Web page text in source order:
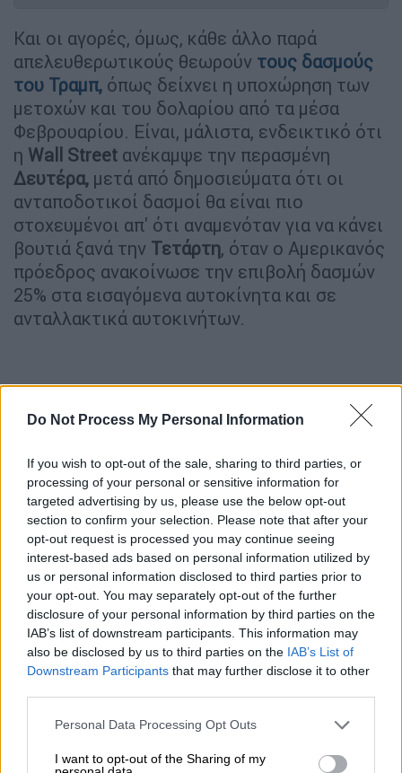
Do Not Process My Personal Information
If you wish to opt-out of the sale, sharing to third parties, or
processing of your personal or sensitive information for
targeted advertising by us, please use the below opt-out
section to confirm your selection. Please note that after your
opt-out request is processed you may continue seeing
interest-based ads based on personal information utilized by
us or personal information disclosed to third parties prior to
your opt-out. You may separately opt-out of the further
disclosure of your personal information by third parties on the
IAB’s list of downstream participants. This information may
also be disclosed by us to third parties on the IAB’s List of
Downstream Participants that may further disclose it to other
Please note that this website/app uses one or more Google
not limited to your visit or usage behaviour. You may click to
Personal Data Processing Opt Outs
I want to opt-out of the Sharing of my
Και οι αγορές, όμως, κάθε άλλο παρά
απελευθερωτικούς θεωρούν τους δασμούς
του Τραμπ, όπως δείχνει η υποχώρηση των
μετοχών και του δολαρίου από τα μέσα
Φεβρουαρίου. Είναι, μάλιστα, ενδεικτικό ότι
η Wall Street ανέκαμψε την περασμένη
Δευτέρα, μετά από δημοσιεύματα ότι οι
ανταποδοτικοί δασμοί θα είναι πιο
στοχευμένοι απ' ότι αναμενόταν για να κάνει
βουτιά ξανά την Τετάρτη, όταν ο Αμερικανός
πρόεδρος ανακοίνωσε την επιβολή δασμών
25% στα εισαγόμενα αυτοκίνητα και σε
ανταλλακτικά αυτοκινήτων.
Στάση αναμονής από την Ευρωπαϊκή
Επιτροπή
ΗΕυρωπαϊκή Επιτροπή αναμένει τις
ανακοινώσεις από την Ουάσιγκτον για να
απαντήσει με επιβολή δασμών σε εισαγωγές
αμερικανικών προϊόντων.ΟιΒρυξέλλες
απάντησα
ν ήδη στην επιβολή δασμών 25%